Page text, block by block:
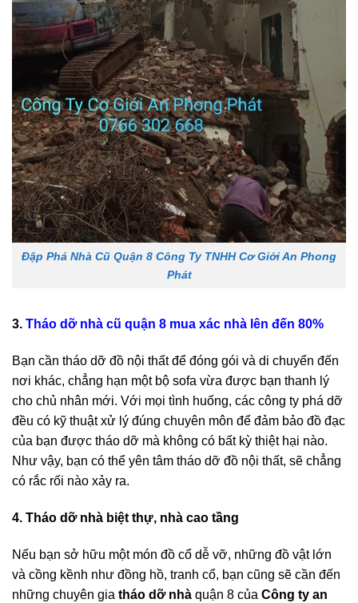
Phát
3.Tháo dỡ nhà cũ quận 8 mua xác nhà lên đến 80%
Bạn cần tháo dỡ đồ nội thất để đóng gói và di chuyển đến
nơi khác, chẳng hạn một bộ sofa vừa được bạn thanh lý
cho chủ nhân mới. Với mọi tình huống, các công ty phá dỡ
đều có kỹ thuật xử lý đúng chuyên môn để đảm bảo đồ đạc
Như vậy, bạn có thể yên tâm tháo dỡ đồ nội thất, sẽ chẳng
4. Tháo dỡ nhà biệt thự, nhà cao tầng